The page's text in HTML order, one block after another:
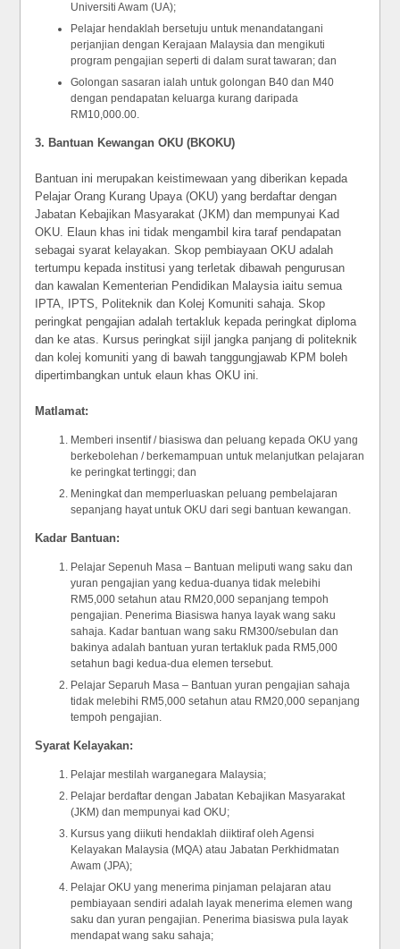
Universiti Awam (UA);
Pelajar hendaklah bersetuju untuk menandatangani
perjanjian dengan Kerajaan Malaysia dan mengikuti
program pengajian seperti di dalam surat tawaran; dan
Golongan sasaran ialah untuk golongan B40 dan M40
dengan pendapatan keluarga kurang daripada
RM10,000.00.
3. Bantuan Kewangan OKU (BKOKU)
Bantuan ini merupakan keistimewaan yang diberikan kepada
Pelajar Orang Kurang Upaya (OKU) yang berdaftar dengan
Jabatan Kebajikan Masyarakat (JKM) dan mempunyai Kad
OKU. Elaun khas ini tidak mengambil kira taraf pendapatan
sebagai syarat kelayakan. Skop pembiayaan OKU adalah
tertumpu kepada institusi yang terletak dibawah pengurusan
dan kawalan Kementerian Pendidikan Malaysia iaitu semua
IPTA, IPTS, Politeknik dan Kolej Komuniti sahaja. Skop
peringkat pengajian adalah tertakluk kepada peringkat diploma
dan ke atas. Kursus peringkat sijil jangka panjang di politeknik
dan kolej komuniti yang di bawah tanggungjawab KPM boleh
dipertimbangkan untuk elaun khas OKU ini.
Matlamat:
Memberi insentif / biasiswa dan peluang kepada OKU yang
berkebolehan / berkemampuan untuk melanjutkan pelajaran
ke peringkat tertinggi; dan
Meningkat dan memperluaskan peluang pembelajaran
sepanjang hayat untuk OKU dari segi bantuan kewangan.
Kadar Bantuan:
Pelajar Sepenuh Masa – Bantuan meliputi wang saku dan
yuran pengajian yang kedua-duanya tidak melebihi
RM5,000 setahun atau RM20,000 sepanjang tempoh
pengajian. Penerima Biasiswa hanya layak wang saku
sahaja. Kadar bantuan wang saku RM300/sebulan dan
bakinya adalah bantuan yuran tertakluk pada RM5,000
setahun bagi kedua-dua elemen tersebut.
Pelajar Separuh Masa – Bantuan yuran pengajian sahaja
tidak melebihi RM5,000 setahun atau RM20,000 sepanjang
tempoh pengajian.
Syarat Kelayakan:
Pelajar mestilah warganegara Malaysia;
Pelajar berdaftar dengan Jabatan Kebajikan Masyarakat
(JKM) dan mempunyai kad OKU;
Kursus yang diikuti hendaklah diiktiraf oleh Agensi
Kelayakan Malaysia (MQA) atau Jabatan Perkhidmatan
Awam (JPA);
Pelajar OKU yang menerima pinjaman pelajaran atau
pembiayaan sendiri adalah layak menerima elemen wang
saku dan yuran pengajian. Penerima biasiswa pula layak
mendapat wang saku sahaja;